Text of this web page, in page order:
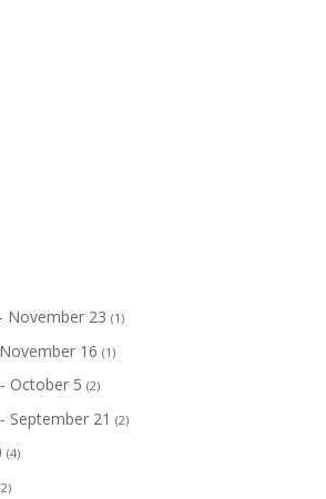
November 23 (1)
16 (1)
October 5 (2)
September 21 (2)
(4)